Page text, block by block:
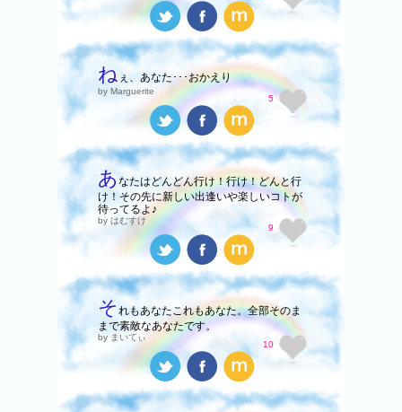
ね ぇ、あなた･･･おかえり
by Marguerite
5
あ なたはどんどん行け！行け！どんと行
け！その先に新しい出逢いや楽しいコトが
待ってるよ♪
by はむすけ
9
そ れもあなたこれもあなた。全部そのま
まで素敵なあなたです。
by まいてぃ
10